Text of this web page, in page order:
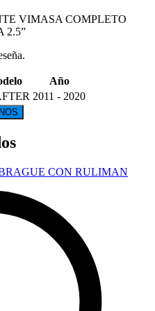
VIMASA COMPLETO
2.5”
Año
2011 - 2020